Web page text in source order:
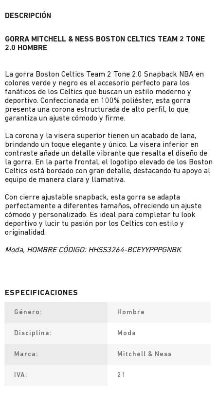
DESCRIPCIÓN
GORRA MITCHELL & NESS BOSTON CELTICS TEAM 2 TONE
2.0 HOMBRE
La gorra Boston Celtics Team 2 Tone 2.0 Snapback NBA en
colores verde y negro es el accesorio perfecto para los
fanáticos de los Celtics que buscan un estilo moderno y
deportivo. Confeccionada en 100% poliéster, esta gorra
presenta una corona estructurada de alto perfil, lo que
garantiza un ajuste cómodo y firme.
La corona y la visera superior tienen un acabado de lana,
brindando un toque elegante y único. La visera inferior en
contraste añade un detalle vibrante que resalta el diseño de
la gorra. En la parte frontal, el logotipo elevado de los Boston
Celtics está bordado con gran detalle, destacando tu apoyo al
equipo de manera clara y llamativa.
Con cierre ajustable snapback, esta gorra se adapta
perfectamente a diferentes tamaños, ofreciendo un ajuste
cómodo y personalizado. Es ideal para completar tu look
deportivo y lucir tu pasión por los Celtics con estilo y
originalidad.
Moda, HOMBRE CÓDIGO: HHSS3264-BCEYYPPPGNBK
Género Hombre
Disciplina Moda
Marca Mitchell & Ness
IVA 21